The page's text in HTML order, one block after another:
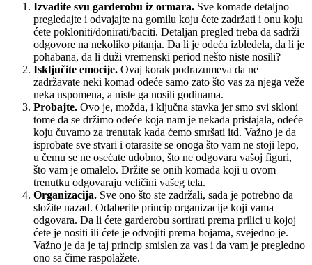
Izvadite svu garderobu iz ormara. Sve komade detaljno
pregledajte i odvajajte na gomilu koju ćete zadržati i onu koju
ćete pokloniti/donirati/baciti. Detaljan pregled treba da sadrži
odgovore na nekoliko pitanja. Da li je odeća izbledela, da li je
pohabana, da li duži vremenski period nešto niste nosili?
Isključite emocije. Ovaj korak podrazumeva da ne
zadržavate neki komad odeće samo zato što vas za njega veže
neka uspomena, a niste ga nosili godinama.
Probajte. Ovo je, možda, i ključna stavka jer smo svi skloni
tome da se držimo odeće koja nam je nekada pristajala, odeće
koju čuvamo za trenutak kada ćemo smršati itd. Važno je da
isprobate sve stvari i otarasite se onoga što vam ne stoji lepo,
u čemu se ne osećate udobno, što ne odgovara vašoj figuri,
što vam je omalelo. Držite se onih komada koji u ovom
trenutku odgovaraju veličini vašeg tela.
Organizacija. Sve ono što ste zadržali, sada je potrebno da
složite nazad. Odaberite princip organizacije koji vama
odgovara. Da li ćete garderobu sortirati prema prilici u kojoj
ćete je nositi ili ćete je odvojiti prema bojama, svejedno je.
Važno je da je taj princip smislen za vas i da vam je pregledno
ono sa čime raspolažete.